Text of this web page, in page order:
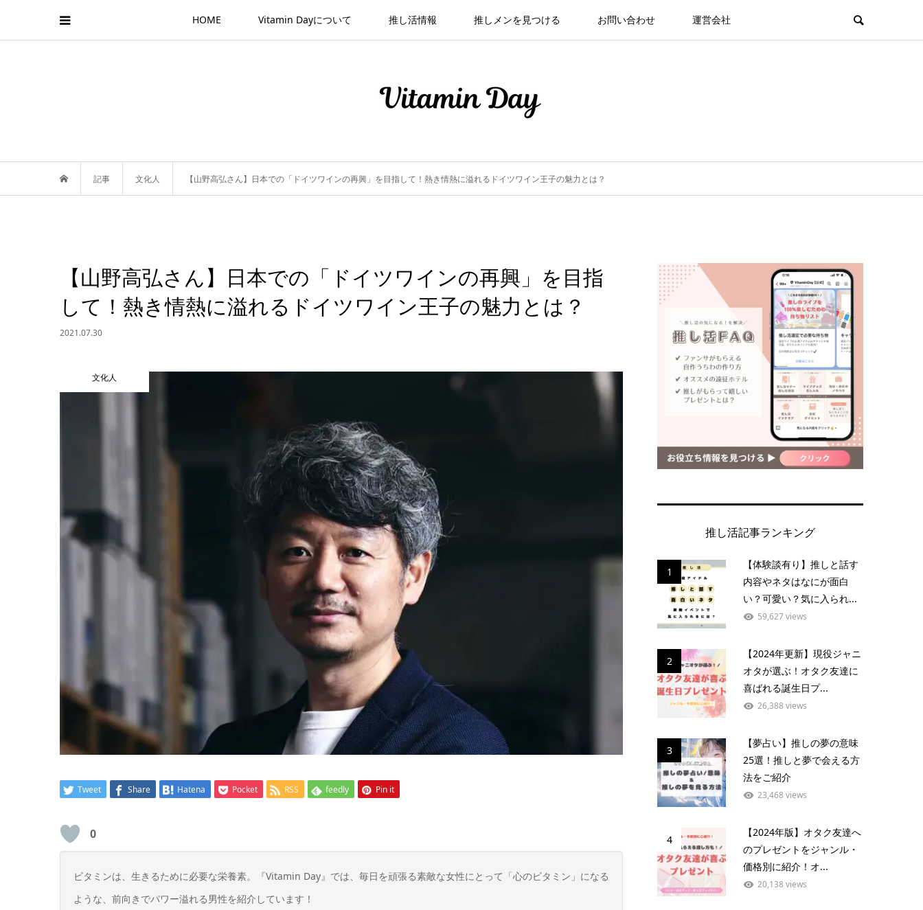
HOME Vitamin Dayについて 推し活情報 推しメンを見つける お問い合わせ 運営会社
記事 文化人 【山野高弘さん】日本での「ドイツワインの再興」を目指して！熱き情熱に溢れるドイツワイン王子の魅力とは？
【山野高弘さん】日本での「ドイツワインの再興」を目指
して！熱き情熱に溢れるドイツワイン王子の魅力とは？
2021.07.30
文化人
Tweet Share Hatena Pocket RSS feedly Pin it
0
ビタミンは、生きるために必要な栄養素。『Vitamin Day』では、毎日を頑張る素敵な女性にとって「心のビタミン」になる
ような、前向きでパワー溢れる男性を紹介しています！
推し活記事ランキング
1
【体験談有り】推しと話す
内容やネタはなにが面白
い？可愛い？気に入られ...
59,627 views
2
【2024年更新】現役ジャニ
オタが選ぶ！オタク友達に
喜ばれる誕生日プ...
26,388 views
3
【夢占い】推しの夢の意味
25選！推しと夢で会える方
法をご紹介
23,468 views
4
【2024年版】オタク友達へ
のプレゼントをジャンル・
価格別に紹介！オ...
20,138 views